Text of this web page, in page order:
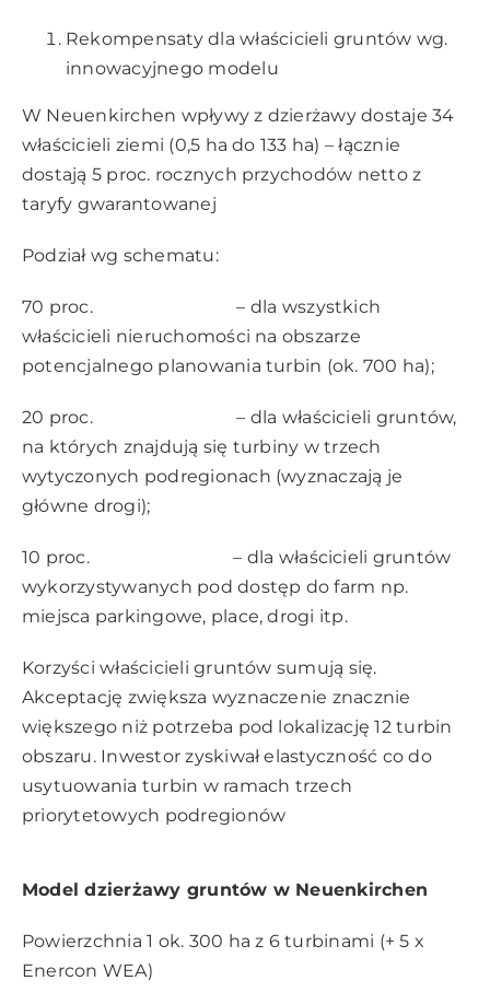
Rekompensaty dla właścicieli gruntów wg.
innowacyjnego modelu
W Neuenkirchen wpływy z dzierżawy dostaje 34
właścicieli ziemi (0,5 ha do 133 ha) – łącznie
dostają 5 proc. rocznych przychodów netto z
taryfy gwarantowanej
Podział wg schematu:
70 proc. – dla wszystkich
właścicieli nieruchomości na obszarze
potencjalnego planowania turbin (ok. 700 ha);
20 proc. – dla właścicieli gruntów,
na których znajdują się turbiny w trzech
wytyczonych podregionach (wyznaczają je
główne drogi);
10 proc. – dla właścicieli gruntów
wykorzystywanych pod dostęp do farm np.
miejsca parkingowe, place, drogi itp.
Korzyści właścicieli gruntów sumują się.
Akceptację zwiększa wyznaczenie znacznie
większego niż potrzeba pod lokalizację 12 turbin
obszaru. Inwestor zyskiwał elastyczność co do
usytuowania turbin w ramach trzech
priorytetowych podregionów
Model dzierżawy gruntów w Neuenkirchen
Powierzchnia 1 ok. 300 ha z 6 turbinami (+ 5 x
Enercon WEA)